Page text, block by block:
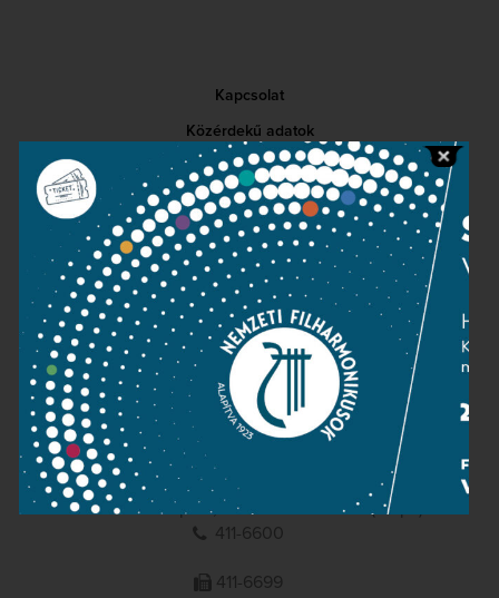
Kapcsolat
Közérdekű adatok
Sajtószoba
Adatvédelem
Impresszum
NEMZETI
FILHARMONIKUSOK
1095 Budapest, Komor Marcell u. 1. (Müpa)
411-6600
411-6699